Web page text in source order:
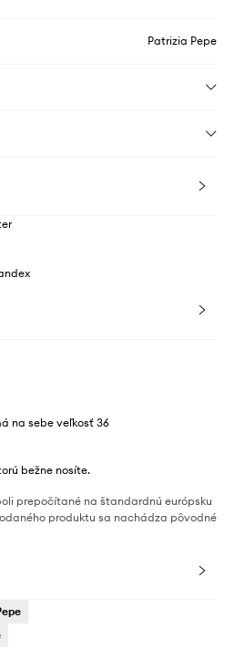
Patrizia Pepe
na sebe veľkosť 36
bežne nosíte.
prepočítané na štandardnú európsku
produktu sa nachádza pôvodné